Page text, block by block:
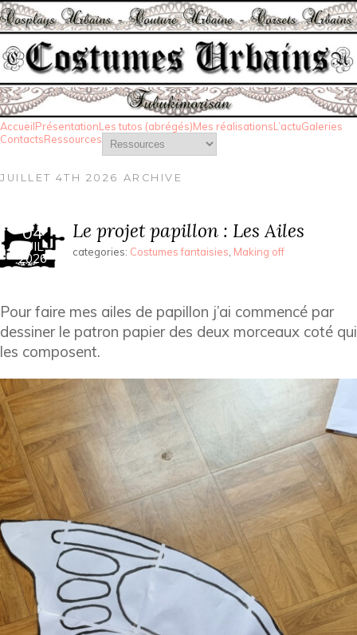
AccueilPrésentationLes tutos (abrégés)Mes réalisationsL’actuGaleries
ContactsRessources
JUILLET 4TH 2026 ARCHIVE
04
JUIL
2026
Le projet papillon : Les Ailes
categories: Costumes fantaisies Making off
Pour faire mes ailes de papillon j’ai commencé par
dessiner le patron papier des deux morceaux coté qui
les composent.